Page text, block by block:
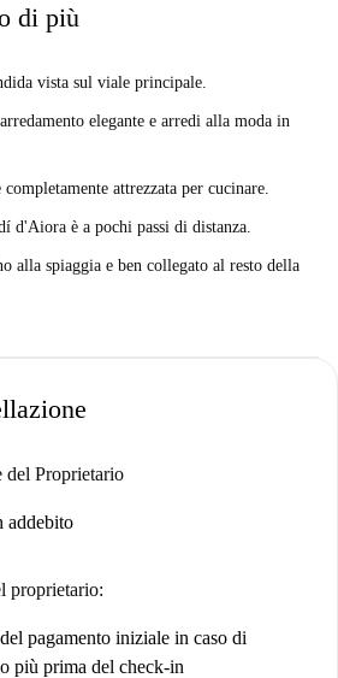
di più
vista sul viale principale.
elegante e arredi alla moda in
attrezzata per cucinare.
d'Aiora è a pochi passi di distanza.
alla spiaggia e ben collegato al resto della
del Proprietario
addebito
proprietario:
pagamento iniziale in caso di
più prima del check-in